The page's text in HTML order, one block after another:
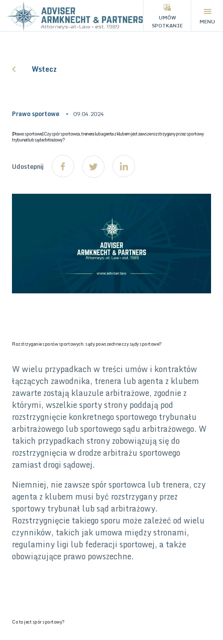
UMÓW
SPOTKANIE
MENU
Wstecz
Prawo sportowe 09.04.2024
[Prawo sportowe] Czy spór sportowca, trenera lub agenta z klubem jest zawsze rozstrzygany przez sportowy
trybunał lub sąd arbitrażowy?
Udostepnij
Rozstrzyganie sporów sportowych: sądy powszechne czy sądy sportowe?
W wielu przypadkach w treści umów i kontraktów
łączących zawodnika, trenera lub agenta z klubem
zawarte zostają klauzule arbitrażowe, zgodnie z
którymi, wszelkie sporty strony poddają pod
rozstrzygnięcie konkretnego sportowego trybunału
arbitrażowego lub sportowego sądu arbitrażowego. W
takich przypadkach strony zobowiązują się do
rozstrzygnięcia w drodze arbitrażu sportowego
zamiast drogi sądowej.
Niemniej, nie zawsze spór sportowca lub trenera, czy
agenta z klubem musi być rozstrzygany przez
sportowy trybunał lub sąd arbitrażowy.
Rozstrzygnięcie takiego sporu może zależeć od wielu
czynników, takich jak umowa między stronami,
regulaminy ligi lub federacji sportowej, a także
obowiązujące prawo powszechne.
Co to jest spór sportowy?